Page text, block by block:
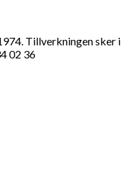
Tillverkningen sker i
02 36